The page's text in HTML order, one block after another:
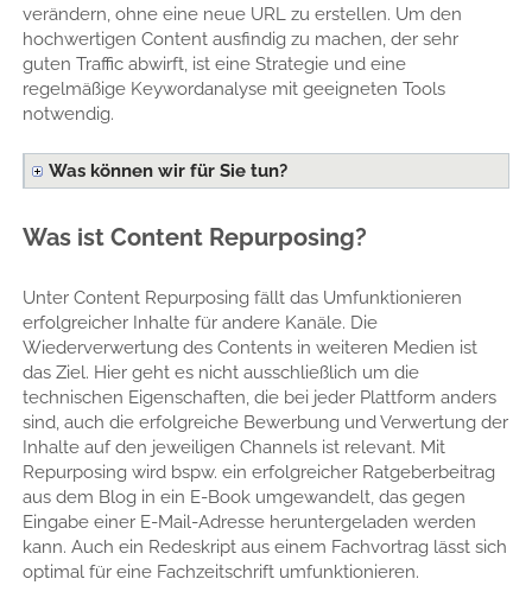
verändern, ohne eine neue URL zu erstellen. Um den
hochwertigen Content ausfindig zu machen, der sehr
guten Traffic abwirft, ist eine Strategie und eine
regelmäßige Keywordanalyse mit geeigneten Tools
notwendig.
Was können wir für Sie tun?
Was ist Content Repurposing?
Unter Content Repurposing fällt das Umfunktionieren
erfolgreicher Inhalte für andere Kanäle. Die
Wiederverwertung des Contents in weiteren Medien ist
das Ziel. Hier geht es nicht ausschließlich um die
technischen Eigenschaften, die bei jeder Plattform anders
sind, auch die erfolgreiche Bewerbung und Verwertung der
Inhalte auf den jeweiligen Channels ist relevant. Mit
Repurposing wird bspw. ein erfolgreicher Ratgeberbeitrag
aus dem Blog in ein E-Book umgewandelt, das gegen
Eingabe einer E-Mail-Adresse heruntergeladen werden
kann. Auch ein Redeskript aus einem Fachvortrag lässt sich
optimal für eine Fachzeitschrift umfunktionieren.